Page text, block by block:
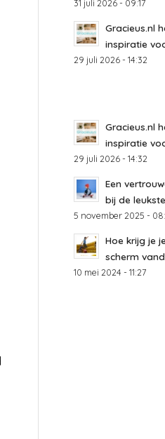
31 juli 2026 - 09:17
Gracieus.nl
inspiratie
29 juli 2026 - 14:32
Gracieus.nl
inspiratie
29 juli 2026 - 14:32
Een
bij de
5 november 2025 -
Hoe krijg je
scherm
10 mei 2024 - 11:27